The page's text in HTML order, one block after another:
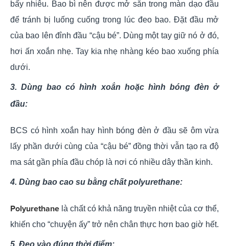
bấy nhiêu. Bao bì nên được mở sẵn trong màn dạo đầu
để tránh bị luống cuống trong lúc đeo bao. Đặt đầu mở
của bao lên đỉnh đầu “cậu bé”. Dùng một tay giữ nó ở đó,
hơi ấn xoắn nhẹ. Tay kia nhẹ nhàng kéo bao xuống phía
dưới.
3. Dùng bao có hình xoắn hoặc hình bóng đèn ở
đầu:
BCS có hình xoắn hay hình bóng đèn ở đầu sẽ ôm vừa
lấy phần dưới cùng của “cậu bé” đồng thời vẫn tạo ra độ
ma sát gần phía đầu chóp là nơi có nhiều dây thần kinh.
4. Dùng bao cao su bằng chất polyurethane:
Polyurethane là chất có khả năng truyền nhiệt của cơ thể,
khiến cho “chuyện ấy” trở nên chân thực hơn bao giờ hết.
5. Đeo vào đúng thời điểm: